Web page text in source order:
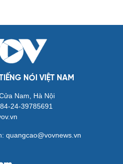
NÓI VIỆT NAM
Nam, Hà Nội
24-39785691
quangcao@vovnews.vn